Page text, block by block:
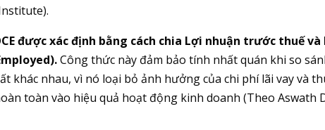
được xác định bằng cách chia Lợi nhuận trước thuế và
Công thức này đảm bảo tính nhất quán khi so
khác nhau, vì nó loại bỏ ảnh hưởng của chi phí lãi vay và
toàn vào hiệu quả hoạt động kinh doanh (Theo Aswath